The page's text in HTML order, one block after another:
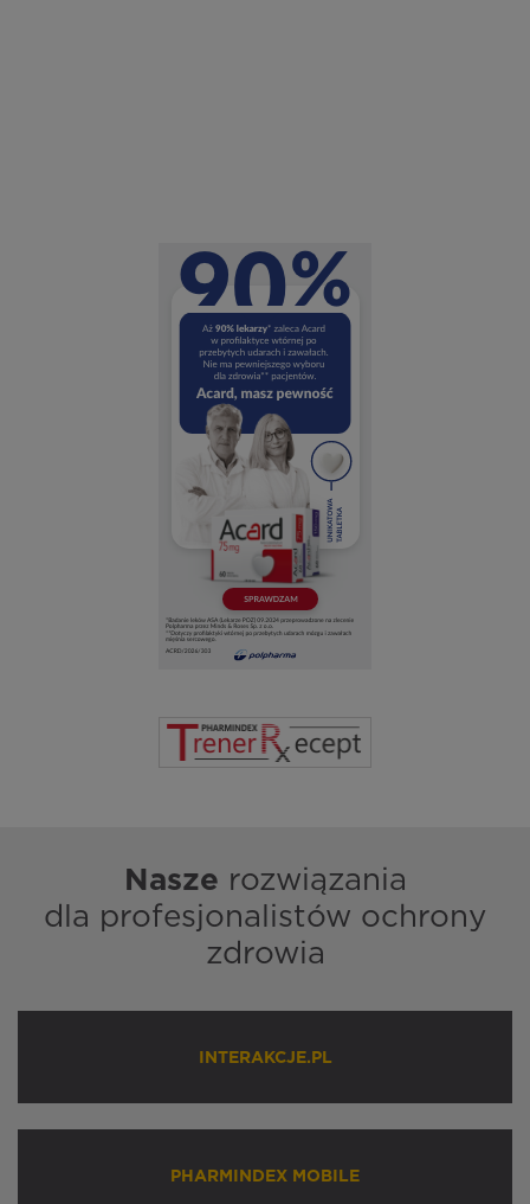
Nasze rozwiązania
dla profesjonalistów ochrony
zdrowia
INTERAKCJE.PL
PHARMINDEX MOBILE